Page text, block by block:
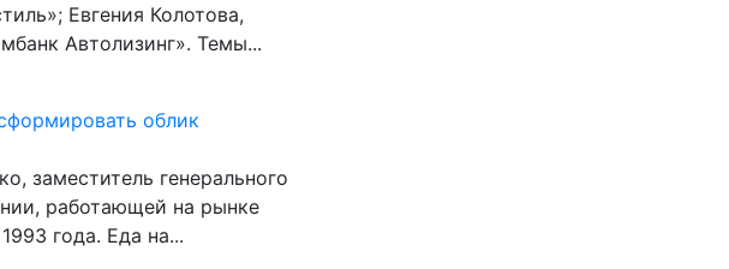
Евгения Колотова,
Автолизинг». Темы...
облик
заместитель генерального
работающей на рынке
года. Еда на...